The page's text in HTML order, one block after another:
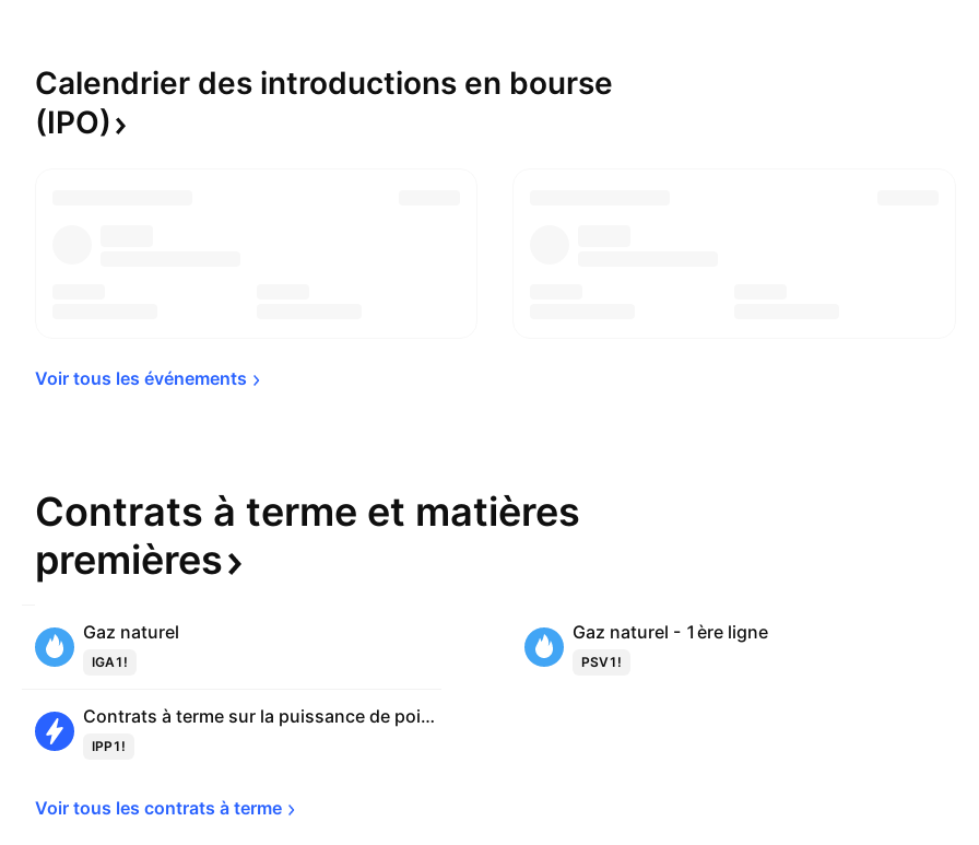
Calendrier des introductions en bourse
(IPO)
Voir tous les événements
Contrats à terme et matières
premières
Gaz naturel
IGA1!
Gaz naturel - 1ère ligne
PSV1!
Contrats à terme sur la puissance de pointe
IPP1!
Voir tous les contrats à terme